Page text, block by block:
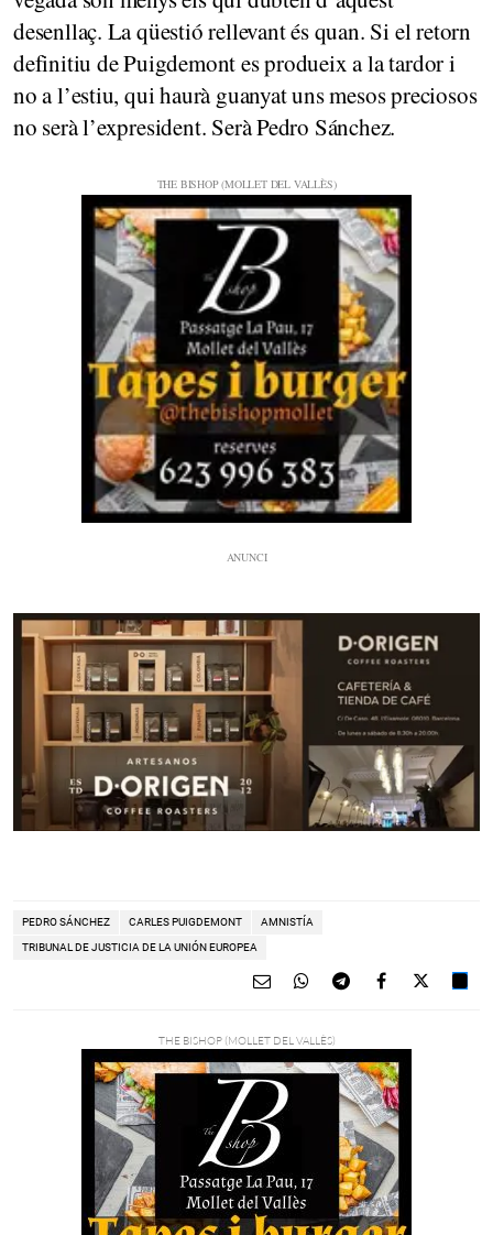
desenllaç. La qüestió rellevant és quan. Si el retorn
definitiu de Puigdemont es produeix a la tardor i
no a l’estiu, qui haurà guanyat uns mesos preciosos
no serà l’expresident. Serà Pedro Sánchez.
PEDRO SÁNCHEZ CARLES PUIGDEMONT AMNISTÍA
TRIBUNAL DE JUSTICIA DE LA UNIÓN EUROPEA